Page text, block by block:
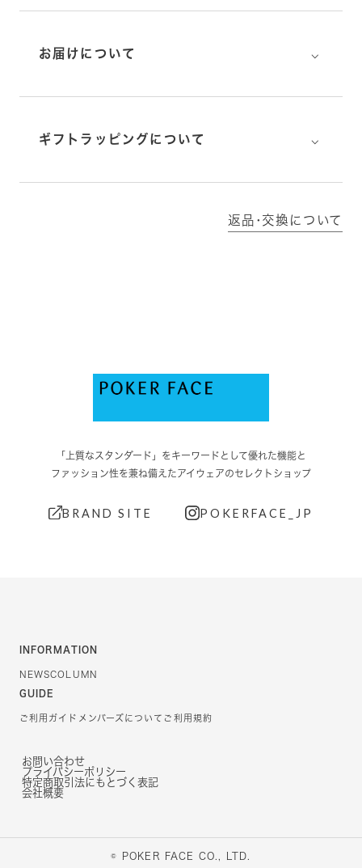
お届けについて ⌵
ギフトラッピングについて ⌵
返品･交換について
「上質なスタンダード」をキーワードとして優れた機能と
ファッション性を兼ね備えたアイウェアのセレクトショップ
BRAND SITE POKERFACE_JP
INFORMATION
NEWSCOLUMN
GUIDE
ご利用ガイド メンバーズについて ご利用規約
お問い合わせ
プライバシーポリシー
特定商取引法にもとづく表記
会社概要
© POKER FACE CO., LTD.